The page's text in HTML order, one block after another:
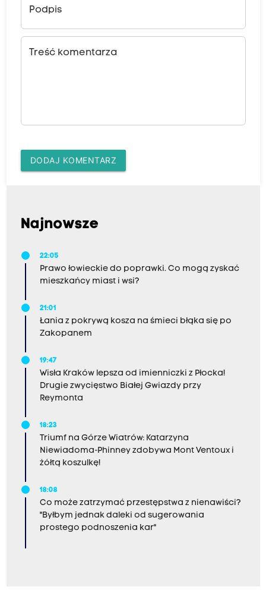
Podpis
Treść komentarza
DODAJ KOMENTARZ
Najnowsze
22:05
Prawo łowieckie do poprawki. Co mogą zyskać
mieszkańcy miast i wsi?
21:01
Łania z pokrywą kosza na śmieci błąka się po
Zakopanem
19:47
Wisła Kraków lepsza od imienniczki z Płocka!
Drugie zwycięstwo Białej Gwiazdy przy
Reymonta
18:23
Triumf na Górze Wiatrów: Katarzyna
Niewiadoma-Phinney zdobywa Mont Ventoux i
żółtą koszulkę!
18:08
Co może zatrzymać przestępstwa z nienawiści?
"Byłbym jednak daleki od sugerowania
prostego podnoszenia kar"